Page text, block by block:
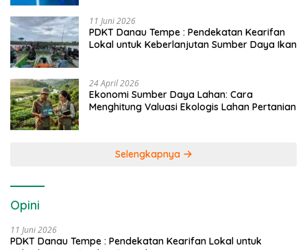
11 Juni 2026
PDKT Danau Tempe : Pendekatan Kearifan
Lokal untuk Keberlanjutan Sumber Daya Ikan
24 April 2026
Ekonomi Sumber Daya Lahan: Cara
Menghitung Valuasi Ekologis Lahan Pertanian
Selengkapnya
Opini
11 Juni 2026
PDKT Danau Tempe : Pendekatan Kearifan Lokal untuk